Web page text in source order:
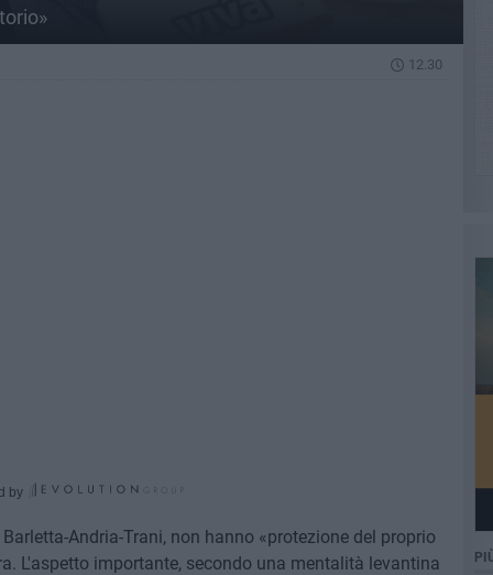
12.30
by
Andria-Trani, non hanno «protezione del proprio
L'aspetto importante, secondo una mentalità levantina